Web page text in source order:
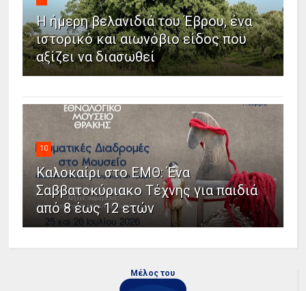
Η ήμερη βελανιδιά του Έβρου, ένα
ιστορικό και αιωνόβιο είδος που
αξίζει να διασωθεί
10
Καλοκαίρι στο ΕΜΘ: Ένα
Σαββατοκύριακο Τέχνης για παιδιά
από 8 έως 12 ετών
Μέλος του